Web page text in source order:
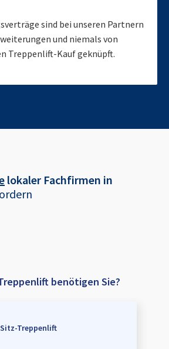
sind bei unseren Partnern
und niemals von
Treppenlift-Kauf geknüpft.
lokaler Fachfirmen in
benötigen Sie?
Sitz-Treppenlift